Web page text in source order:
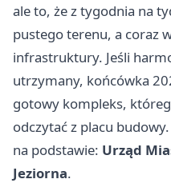
ale to, że z tygodnia na
pustego terenu, a coraz
infrastruktury. Jeśli
utrzymany, końcówka
gotowy kompleks,
odczytać z placu budowy.
na podstawie: Urząd
Jeziorna.